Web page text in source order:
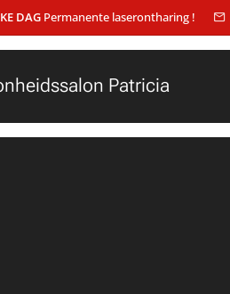
DAG Permanente laserontharing !
Patricia